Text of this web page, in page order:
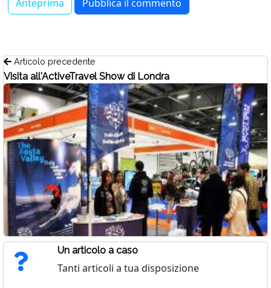
Articolo precedente
Visita all'ActiveTravel Show di Londra
Un articolo a caso
Tanti articoli a tua disposizione